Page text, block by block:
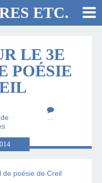
ETC.
LE 3E
POÉSIE
…